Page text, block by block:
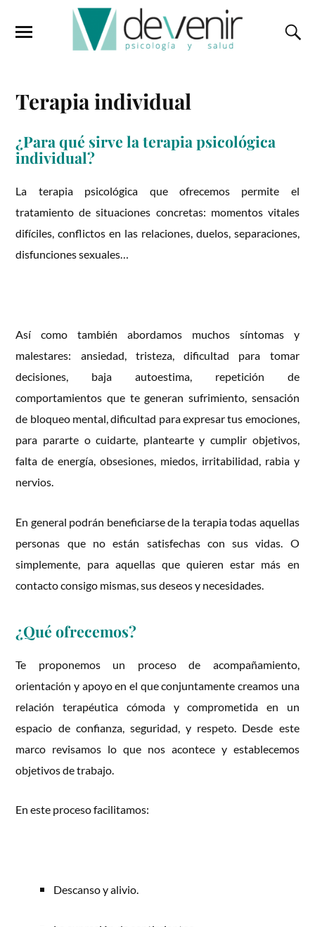
Terapia individual
¿Para qué sirve la terapia psicológica
individual?
La terapia psicológica que ofrecemos permite el
tratamiento de situaciones concretas: momentos vitales
difíciles, conflictos en las relaciones, duelos, separaciones,
disfunciones sexuales…
Así como también abordamos muchos síntomas y
malestares: ansiedad, tristeza, dificultad para tomar
decisiones, baja autoestima, repetición de
comportamientos que te generan sufrimiento, sensación
de bloqueo mental, dificultad para expresar tus emociones,
para pararte o cuidarte, plantearte y cumplir objetivos,
falta de energía, obsesiones, miedos, irritabilidad, rabia y
nervios.
En general podrán beneficiarse de la terapia todas aquellas
personas que no están satisfechas con sus vidas. O
simplemente, para aquellas que quieren estar más en
contacto consigo mismas, sus deseos y necesidades.
¿Qué ofrecemos?
Te proponemos un proceso de acompañamiento,
orientación y apoyo en el que conjuntamente creamos una
relación terapéutica cómoda y comprometida en un
espacio de confianza, seguridad, y respeto. Desde este
marco revisamos lo que nos acontece y establecemos
objetivos de trabajo.
En este proceso facilitamos:
Descanso y alivio.